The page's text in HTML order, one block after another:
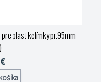
plast kelímky pr.95mm